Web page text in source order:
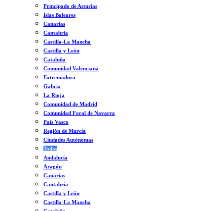
Principado de Asturias
Islas Baleares
Canarias
Cantabria
Castilla-La Mancha
Castilla y León
Cataluña
Comunidad Valenciana
Extremadura
Galicia
La Rioja
Comunidad de Madrid
Comunidad Foral de Navarra
País Vasco
Región de Murcia
Ciudades Autónomas
Todos
Andalucía
Aragón
Canarias
Cantabria
Castilla y León
Castilla-La Mancha